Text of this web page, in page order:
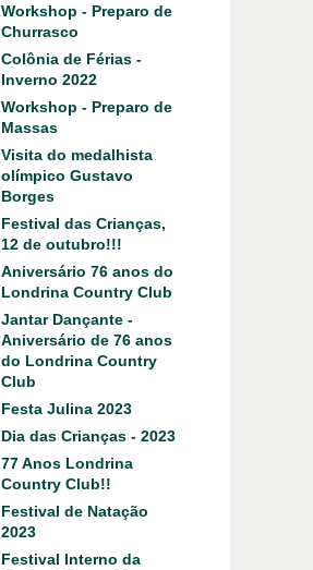
Workshop - Preparo de
Churrasco
Colônia de Férias -
Inverno 2022
Workshop - Preparo de
Massas
Visita do medalhista
olímpico Gustavo
Borges
Festival das Crianças,
12 de outubro!!!
Aniversário 76 anos do
Londrina Country Club
Jantar Dançante -
Aniversário de 76 anos
do Londrina Country
Club
Festa Julina 2023
Dia das Crianças - 2023
77 Anos Londrina
Country Club!!
Festival de Natação
2023
Festival Interno da